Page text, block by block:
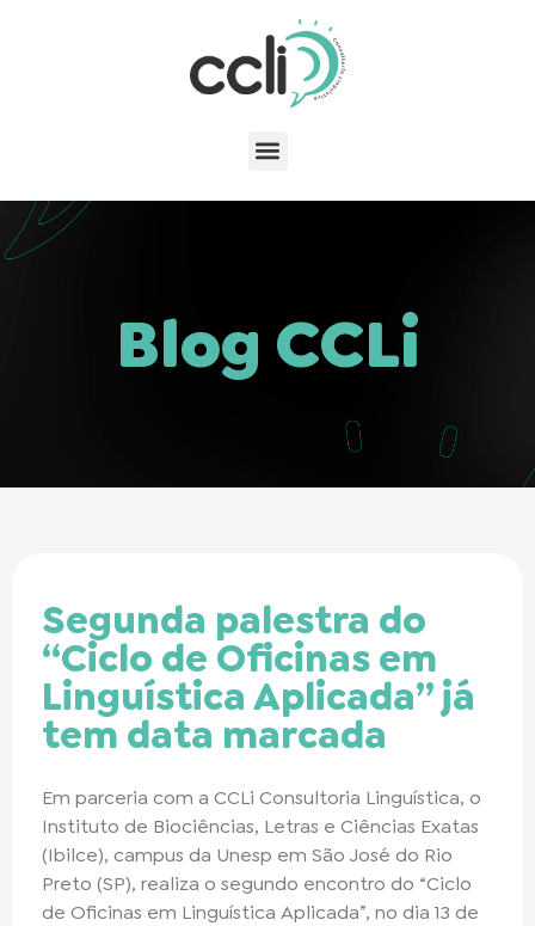
Blog CCLi
Segunda palestra do
“Ciclo de Oficinas em
Linguística Aplicada” já
tem data marcada
Em parceria com a CCLi Consultoria Linguística, o
Instituto de Biociências, Letras e Ciências Exatas
(Ibilce), campus da Unesp em São José do Rio
Preto (SP), realiza o segundo encontro do “Ciclo
de Oficinas em Linguística Aplicada”, no dia 13 de